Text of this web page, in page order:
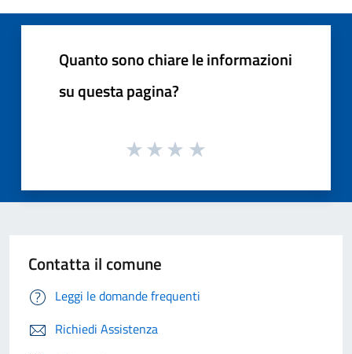
Quanto sono chiare le informazioni
su questa pagina?
Contatta il comune
Leggi le domande frequenti
Richiedi Assistenza